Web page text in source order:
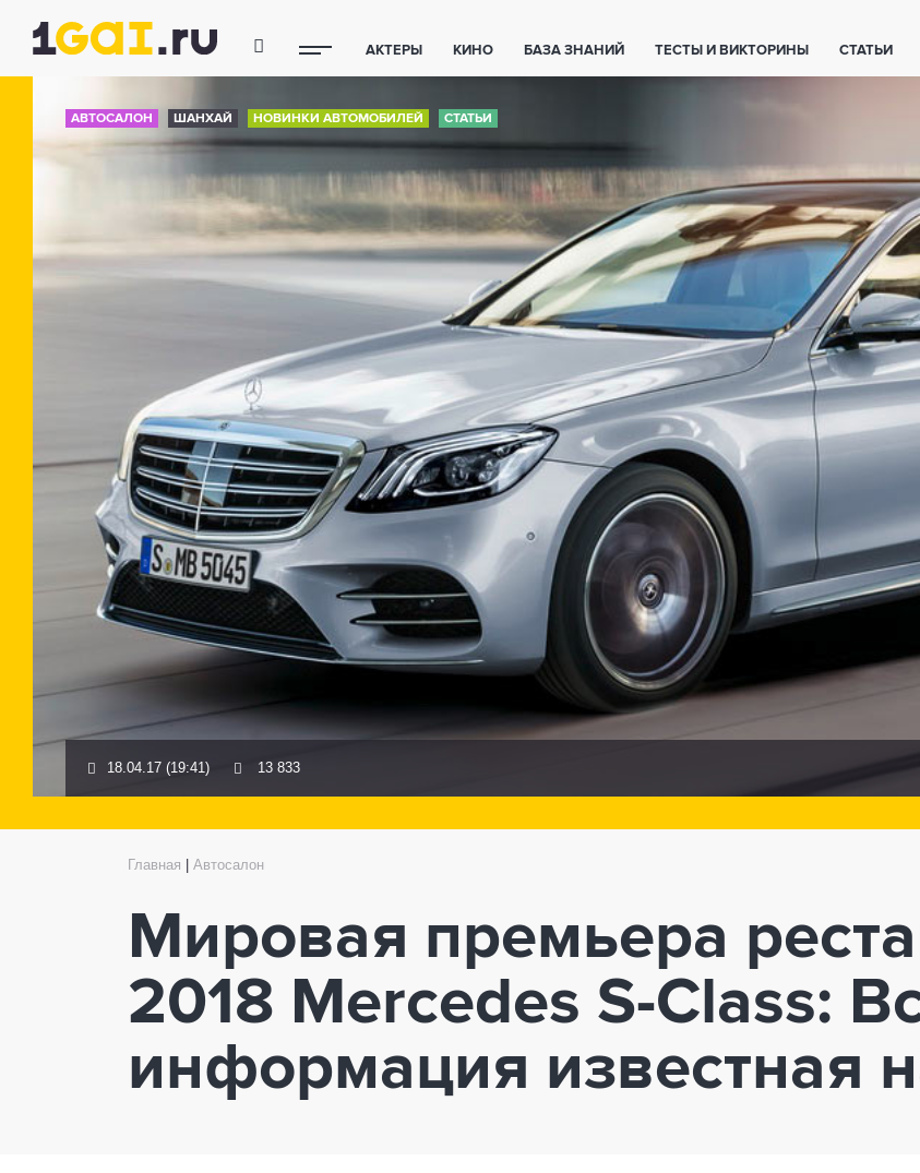
АКТЕРЫ КИНО БАЗА ЗНАНИЙ ТЕСТЫ И ВИКТОРИНЫ СТАТЬИ
ФИТНЕС ТЕХНОЛОГИИ
АВТОСАЛОН ШАНХАЙ НОВИНКИ АВТОМОБИЛЕЙ СТАТЬИ
18.04.17 (19:41) 13 833
Главная Автосалон
Мировая премьера
2018 Mercedes S-Class:
информация известная